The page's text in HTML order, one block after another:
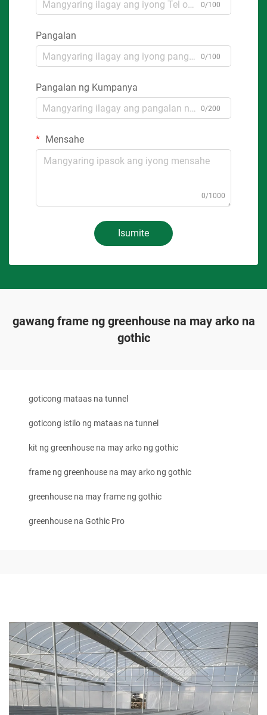
0/100
Pangalan
0/100
Pangalan ng Kumpanya
0/200
Mensahe
0/1000
Isumite
gawang frame ng greenhouse na may arko na
gothic
goticong mataas na tunnel
goticong istilo ng mataas na tunnel
kit ng greenhouse na may arko ng gothic
frame ng greenhouse na may arko ng gothic
greenhouse na may frame ng gothic
greenhouse na Gothic Pro